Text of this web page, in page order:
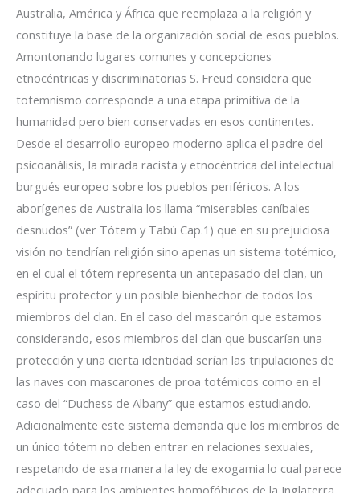
Australia, América y África que reemplaza a la religión y
constituye la base de la organización social de esos pueblos.
Amontonando lugares comunes y concepciones
etnocéntricas y discriminatorias S. Freud considera que
totemnismo corresponde a una etapa primitiva de la
humanidad pero bien conservadas en esos continentes.
Desde el desarrollo europeo moderno aplica el padre del
psicoanálisis, la mirada racista y etnocéntrica del intelectual
burgués europeo sobre los pueblos periféricos. A los
aborígenes de Australia los llama “miserables caníbales
desnudos” (ver Tótem y Tabú Cap.1) que en su prejuiciosa
visión no tendrían religión sino apenas un sistema totémico,
en el cual el tótem representa un antepasado del clan, un
espíritu protector y un posible bienhechor de todos los
miembros del clan. En el caso del mascarón que estamos
considerando, esos miembros del clan que buscarían una
protección y una cierta identidad serían las tripulaciones de
las naves con mascarones de proa totémicos como en el
caso del “Duchess de Albany” que estamos estudiando.
Adicionalmente este sistema demanda que los miembros de
un único tótem no deben entrar en relaciones sexuales,
respetando de esa manera la ley de exogamia lo cual parece
adecuado para los ambientes homofóbicos de la Inglaterra